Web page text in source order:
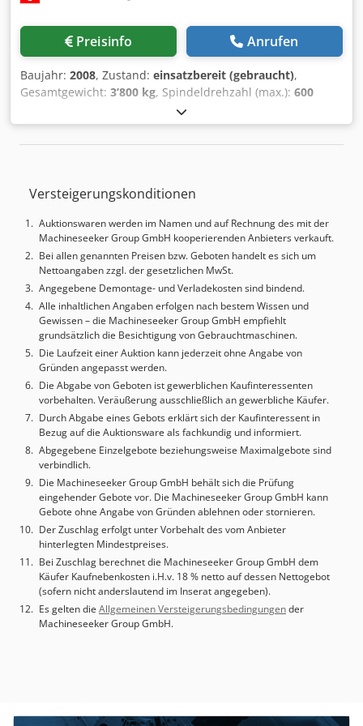
garantiert. Von einem qualifizierten Unternehmen des
Käufers überprüfen lassen.
Preisinfo Anrufen
Baujahr: 2008, Zustand: einsatzbereit (gebraucht),
Gesamtgewicht: 3’800 kg, Spindeldrehzahl (max.): 600
5, Diese 5s SAACKE UWIF
Rundschleifmaschine wurde im Jahr 2008 hergestellt. Sie
verfügt über eine maximale Spindeldrehzahl von 600
Werkstückgrößen mit einem maximalen Durchmesser von
auf der Suche nach hochwertigen Schleifmöglichkeiten
sind, sollten Sie die SAACKE UWIF Rundschleifmaschine in
Betracht ziehen, die wir zum Verkauf anbieten.
Kontaktieren Sie uns für weitere Details. • Werkstückträger
A-Achse: Direktantrieb/Hohlwellenmotor; Teilgenauigkeit
±15"; Teilungsmöglichkeiten 1-999; kumulativer
Steigungsfehler bei 100 mm: 8 µm; Drehzahl max. 600
U/min • Werkzeughalter: ISO 50 • Spindelspiel Haltehülse:
max. 28 mm (mit automatischer Klemmung: Ø20 mm) •
Nominale Antriebsleistung: • Schleifspindel S1-100%: 7,5
kW; Spitze: 16 kW • X-Achse Längsverschiebung: 2 kW • A-
Achse Werkstückträger: 2 kW • Z-Achse Querschlitten: 2 kW
Crodpfsyiz R Usx Ab Eof • Y-Achse
Schleifkopfschlittenhöhe: 2 kW • B-Achse
Schleifkopfrotation (Rundtisch): 2 kW •
Positionsmesssysteme: • A-Achse: Direktes Messsystem •
B-, X-, Y-, Z-Achse: Indirektes Messsystem • Auflösung
X/Y/Z: 0,0001 mm (0,1 µm) • Auflösung A/B: 0,0001° •
Elektrischer Anschluss: 20 kW / 50 A; Betriebsspannung
400 V, 50 Hz; Steuerspannung 24 V;
Beleuchtungsspannung 230 V; Vorsicherung: separate
Versorgung vom Netz • Druckluft: 15-17 Nm³/h; Druck
min/max 6/8 bar (600/800 kPa); Qualität ≥ Klasse 4 (ISO
8573-1) • Steuerung & Software: CNC NUM Axium Power
Pick-up-Ausführung • Max. Werkstück: Ø20 mm × 120 mm;
Versteigerungskonditionen
Auktionswaren werden im Namen und auf Rechnung des mit der
Machineseeker Group GmbH kooperierenden Anbieters verkauft.
Bei allen genannten Preisen bzw. Geboten handelt es sich um
Nettoangaben zzgl. der gesetzlichen MwSt.
Angegebene Demontage- und Verladekosten sind bindend.
Alle inhaltlichen Angaben erfolgen nach bestem Wissen und
Gewissen – die Machineseeker Group GmbH empfiehlt
grundsätzlich die Besichtigung von Gebrauchtmaschinen.
Die Laufzeit einer Auktion kann jederzeit ohne Angabe von
Gründen angepasst werden.
Die Abgabe von Geboten ist gewerblichen Kaufinteressenten
vorbehalten. Veräußerung ausschließlich an gewerbliche Käufer.
Durch Abgabe eines Gebots erklärt sich der Kaufinteressent in
Bezug auf die Auktionsware als fachkundig und informiert.
Abgegebene Einzelgebote beziehungsweise Maximalgebote sind
verbindlich.
Die Machineseeker Group GmbH behält sich die Prüfung
eingehender Gebote vor. Die Machineseeker Group GmbH kann
Gebote ohne Angabe von Gründen ablehnen oder stornieren.
Der Zuschlag erfolgt unter Vorbehalt des vom Anbieter
hinterlegten Mindestpreises.
Bei Zuschlag berechnet die Machineseeker Group GmbH dem
Käufer Kaufnebenkosten i.H.v. 18 % netto auf dessen Nettogebot
(sofern nicht anderslautend im Inserat angegeben).
Es gelten die Allgemeinen Versteigerungsbedingungender
Machineseeker Group GmbH.